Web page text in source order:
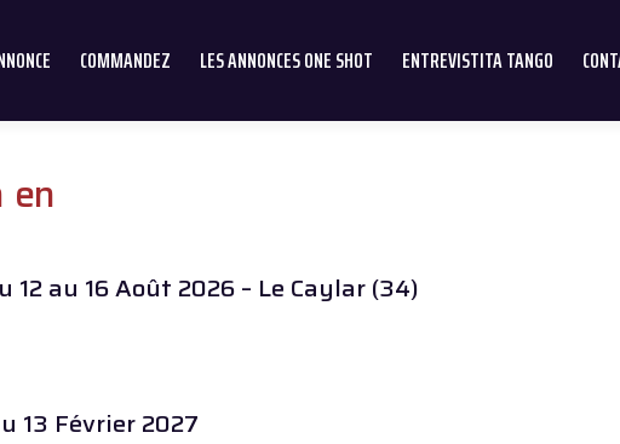
COMMANDEZ LES ANNONCES ONE SHOT ENTREVISTITA TANGO
en
au 16 Août 2026 – Le Caylar (34)
13 Février 2027